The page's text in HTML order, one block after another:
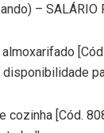
– SALÁRIO
cozinha [Cód.